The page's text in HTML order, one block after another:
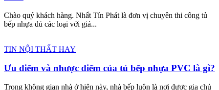
Chào quý khách hàng. Nhất Tín Phát là đơn vị chuyên thi công tủ
bếp nhựa đủ các loại với giá...
TIN NỘI THẤT HAY
Ưu điểm và nhược điểm của tủ bếp nhựa PVC là gì?
Trong không gian nhà ở hiện này, nhà bếp luôn là nơi được gia chủ